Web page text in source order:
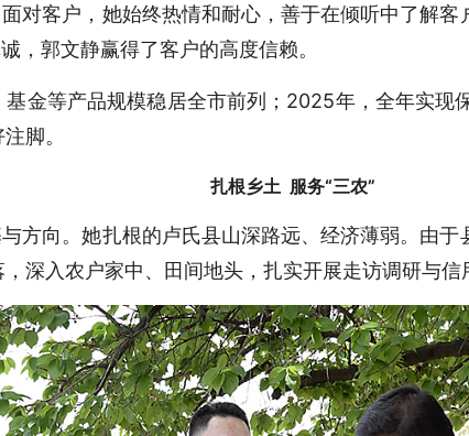
对客户，她始终热情和耐心，善于在倾听中了解
，郭文静赢得了客户的高度信赖。
金等产品规模稳居全市前列；2025年，全年实现
脚。
扎根乡土 服务“三农”
方向。她扎根的卢氏县山深路远、经济薄弱。由
深入农户家中、田间地头，扎实开展走访调研与信